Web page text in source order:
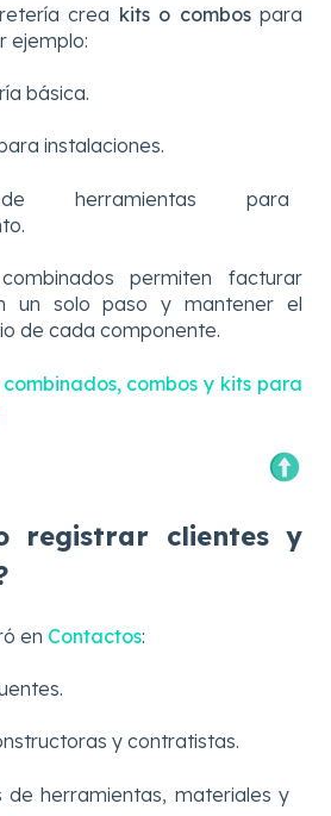
crea kits o combospara
ejemplo:
básica.
instalaciones.
herramientas para
permiten facturar
un solo paso y mantener el
de cada componente.
combos y kits para
registrar clientes y
en Contactos:
y contratistas.
de herramientas, materiales y